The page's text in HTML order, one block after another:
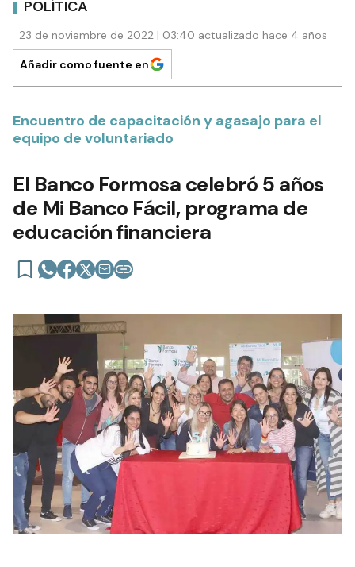
POLÍTICA
23 de noviembre de 2022 | 03:40 actualizado hace 4 años
Añadir como fuente en
Encuentro de capacitación y agasajo para el
equipo de voluntariado
El Banco Formosa celebró 5 años
de Mi Banco Fácil, programa de
educación financiera